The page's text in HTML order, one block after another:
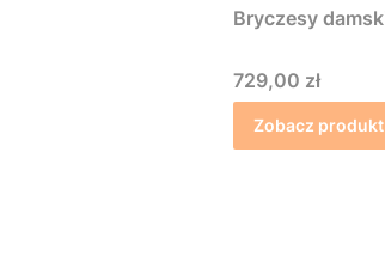
Bryczesy
Cena
729,00 zł
Zobacz produkt